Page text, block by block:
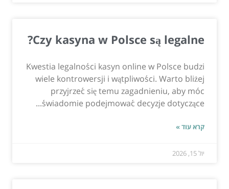
Czy kasyna w Polsce są legalne?
Kwestia legalności kasyn online w Polsce budzi
wiele kontrowersji i wątpliwości. Warto bliżej
przyjrzeć się temu zagadnieniu, aby móc
świadomie podejmować decyzje dotyczące...
קרא עוד »
יול 15, 2026